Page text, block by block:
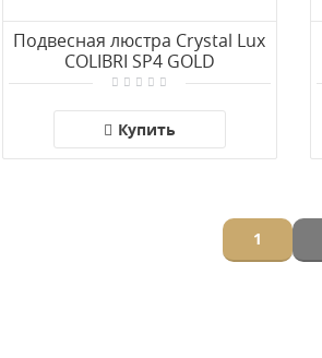
Подвесная люстра Crystal Lux
COLIBRI SP4 GOLD
Купить
1